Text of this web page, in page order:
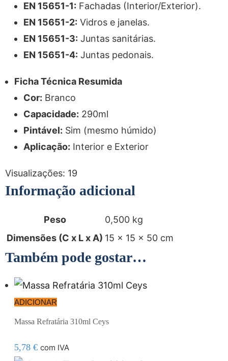
EN 15651-1: Fachadas (Interior/Exterior).
EN 15651-2: Vidros e janelas.
EN 15651-3: Juntas sanitárias.
EN 15651-4: Juntas pedonais.
Ficha Técnica Resumida
Cor: Branco
Capacidade: 290ml
Pintável: Sim (mesmo húmido)
Aplicação: Interior e Exterior
Visualizações: 19
Informação adicional
Peso
0,500 kg
Dimensões (C x L x A) 15 × 15 × 50 cm
Também pode gostar…
ADICIONAR
Massa Refratária 310ml Ceys
5,78 € com IVA